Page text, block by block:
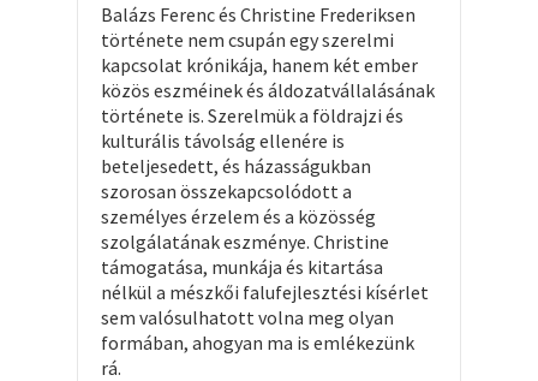
Balázs Ferenc és Christine Frederiksen
története nem csupán egy szerelmi
kapcsolat krónikája, hanem két ember
közös eszméinek és áldozatvállalásának
története is. Szerelmük a földrajzi és
kulturális távolság ellenére is
beteljesedett, és házasságukban
szorosan összekapcsolódott a
személyes érzelem és a közösség
szolgálatának eszménye. Christine
támogatása, munkája és kitartása
nélkül a mészkői falufejlesztési kísérlet
sem valósulhatott volna meg olyan
formában, ahogyan ma is emlékezünk
rá.